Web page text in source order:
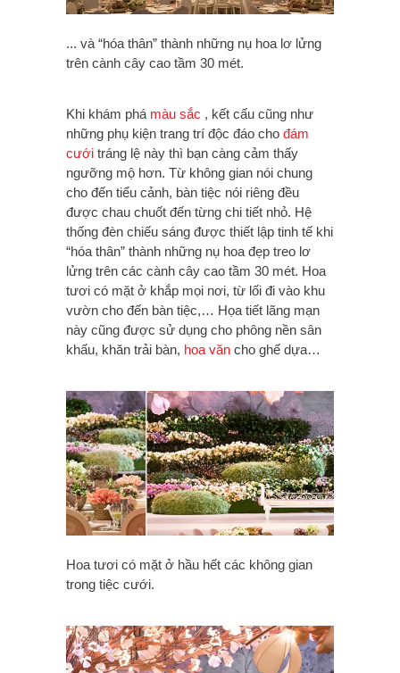
... và “hóa thân” thành những nụ hoa lơ lửng
trên cành cây cao tầm 30 mét.
Khi khám phá màu sắc , kết cấu cũng như
những phụ kiện trang trí độc đáo cho đám
cưới tráng lệ này thì bạn càng cảm thấy
ngưỡng mộ hơn. Từ không gian nói chung
cho đến tiểu cảnh, bàn tiệc nói riêng đều
được chau chuốt đến từng chi tiết nhỏ. Hệ
thống đèn chiếu sáng được thiết lập tinh tế khi
“hóa thân” thành những nụ hoa đẹp treo lơ
lửng trên các cành cây cao tầm 30 mét. Hoa
tươi có mặt ở khắp mọi nơi, từ lối đi vào khu
vườn cho đến bàn tiệc,… Họa tiết lãng mạn
này cũng được sử dụng cho phông nền sân
khấu, khăn trải bàn, hoa văn cho ghế dựa…
Hoa tươi có mặt ở hầu hết các không gian
trong tiệc cưới.